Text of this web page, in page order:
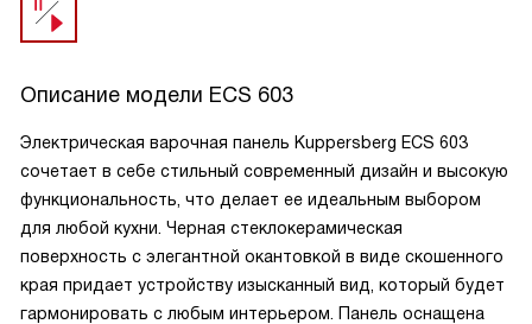
Описание модели ECS 603
Электрическая варочная панель Kuppersberg ECS 603
сочетает в себе стильный современный дизайн и высокую
функциональность, что делает ее идеальным выбором
для любой кухни. Черная стеклокерамическая
поверхность с элегантной окантовкой в виде скошенного
края придает устройству изысканный вид, который будет
гармонировать с любым интерьером. Панель оснащена